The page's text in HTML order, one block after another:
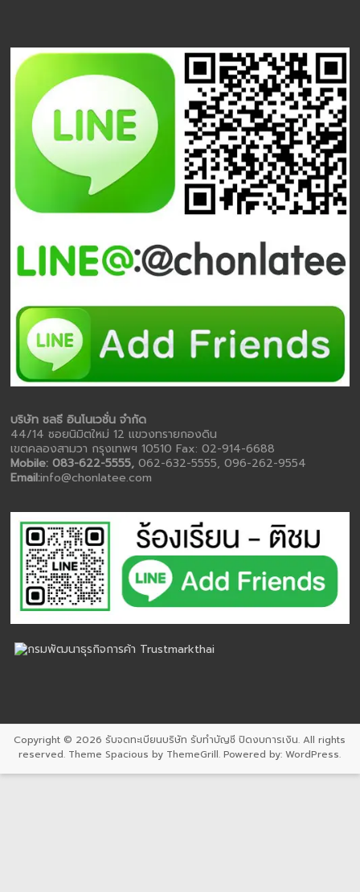
บริษัท ชลธี อินโนเวชั่น จำกัด
44/14 ซอยนิมิตใหม่ 12 แขวงทรายกองดิน
เขตคลองสามวา กรุงเทพฯ 10510 Fax: 02-914-6688
Mobile: 083-622-5555,062-632-5555, 096-262-9554
Email:info@chonlatee.com
Copyright © 2026 รับจดทะเบียนบริษัท รับทำบัญชี ปิดงบการเงิน. All rights
reserved. ThemeSpacious by ThemeGrill. Powered by:WordPress.